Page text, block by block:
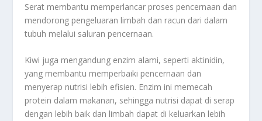
Serat membantu memperlancar proses pencernaan dan
mendorong pengeluaran limbah dan racun dari dalam
tubuh melalui saluran pencernaan.
Kiwi juga mengandung enzim alami, seperti aktinidin,
yang membantu memperbaiki pencernaan dan
menyerap nutrisi lebih efisien. Enzim ini memecah
protein dalam makanan, sehingga nutrisi dapat di serap
dengan lebih baik dan limbah dapat di keluarkan lebih